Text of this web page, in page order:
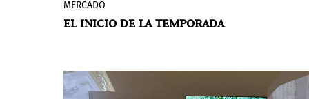
El primer semestre del año concluyó con
un tono bajo, y a medida que el mercado
imagen más clara de los desafíos a los
que se enfrenta.
MERCADO
EL INICIO DE LA TEMPORADA